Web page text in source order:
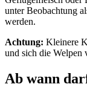
unter Beobachtung
werden.
Achtung: Kleinere
und sich die Welpen
Ab wann